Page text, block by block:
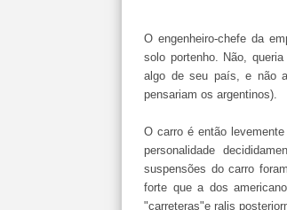
O engenheiro-chefe da
solo portenho. Não,
algo de seu país, e não
pensariam os argentinos).
O carro é então
personalidade
suspensões do carro
forte que a dos
"carreteras"e ralis